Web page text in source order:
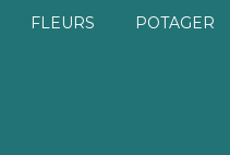
FLEURS POTAGER